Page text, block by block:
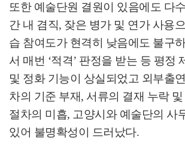
또한 예술단원 결원이 있음에도 다
간 내 겸직, 잦은 병가 및 연가 사용
습 참여도가 현격히 낮음에도 불구
서 매번 ‘적격’ 판정을 받는 등 평정
및 정화 기능이 상실되었고 외부출연
차의 기준 부재, 서류의 결재 누락
절차의 미흡, 고양시와 예술단의 사
있어 불명확성이 드러났다.